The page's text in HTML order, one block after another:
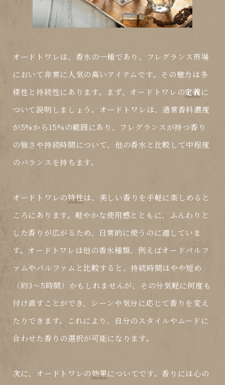
オードトワレは、香水の一種であり、フレグランス市場
において非常に人気の高いアイテムです。その魅力は多
様性と持続性にあります。まず、オードトワレの定義に
ついて説明しましょう。オードトワレは、通常香料濃度
が5%から15%の範囲にあり、フレグランスが持つ香り
の強さや持続時間について、他の香水と比較して中程度
のバランスを持ちます。
オードトワレの特性は、美しい香りを手軽に楽しめると
ころにあります。軽やかな使用感とともに、ふんわりと
した香りが広がるため、日常的に使うのに適していま
す。オードトワレは他の香水種類、例えばオードパルフ
ァムやパルファムと比較すると、持続時間はやや短め
（約3〜5時間）かもしれませんが、その分気軽に何度も
付け直すことができ、シーンや気分に応じて香りを変え
たりできます。これにより、自分のスタイルやムードに
合わせた香りの選択が可能になります。
次に、オードトワレの効果についてです。香りには心の